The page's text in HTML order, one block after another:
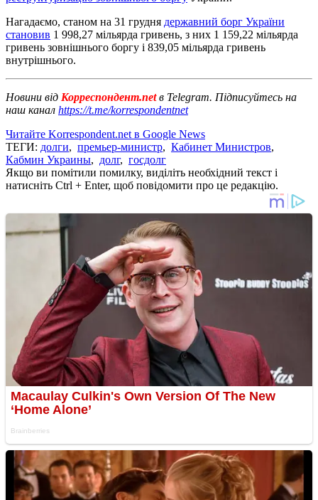
Нагадаємо, станом на 31 грудня державний борг України
становив 1 998,27 мільярда гривень, з них 1 159,22 мільярда
гривень зовнішнього боргу і 839,05 мільярда гривень
внутрішнього.
Новини від Корреспондент.netв Telegram. Підписуйтесь на
наш канал https://t.me/korrespondentnet
Читайте Korrespondent.net в Google News
ТЕГИ: долги, премьер-министр, Кабинет Министров,
Кабмин Украины, долг, госдолг
Якщо ви помітили помилку, виділіть необхідний текст і
натисніть Ctrl + Enter, щоб повідомити про це редакцію.